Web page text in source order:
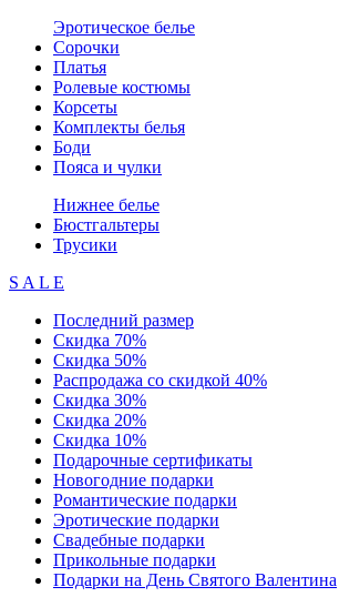
Эротическое белье
Сорочки
Платья
Ролевые костюмы
Корсеты
Комплекты белья
Боди
Пояса и чулки
Нижнее белье
Бюстгальтеры
Трусики
S A L E
Последний размер
Скидка 70%
Скидка 50%
Распродажа со скидкой 40%
Скидка 30%
Скидка 20%
Скидка 10%
Подарочные сертификаты
Новогодние подарки
Романтические подарки
Эротические подарки
Свадебные подарки
Прикольные подарки
Подарки на День Святого Валентина